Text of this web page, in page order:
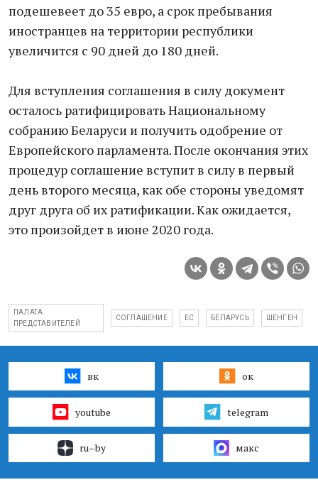
подешевеет до 35 евро, а срок пребывания
иностранцев на территории республики
увеличится с 90 дней до 180 дней.
Для вступления соглашения в силу документ
осталось ратифицировать Национальному
собранию Беларуси и получить одобрение от
Европейского парламента. После окончания этих
процедур соглашение вступит в силу в первый
день второго месяца, как обе стороны уведомят
друг друга об их ратификации. Как ожидается,
это произойдет в июне 2020 года.
ПАЛАТА
ПРЕДСТАВИТЕЛЕЙ
СОГЛАШЕНИЕ ЕС БЕЛАРУСЬ ШЕНГЕН
вк ок
youtube telegram
ru–by макс